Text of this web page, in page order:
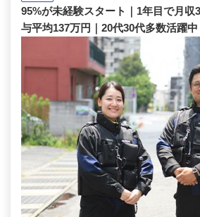
95%が未経験スタート｜1年目で月収
与平均137万円｜20代30代多数活躍中